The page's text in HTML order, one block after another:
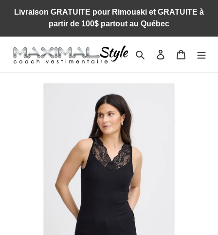
Livraison GRATUITE pour Rimouski et GRATUITE à
partir de 100$ partout au Québec
RechercherSe connecter
Panier